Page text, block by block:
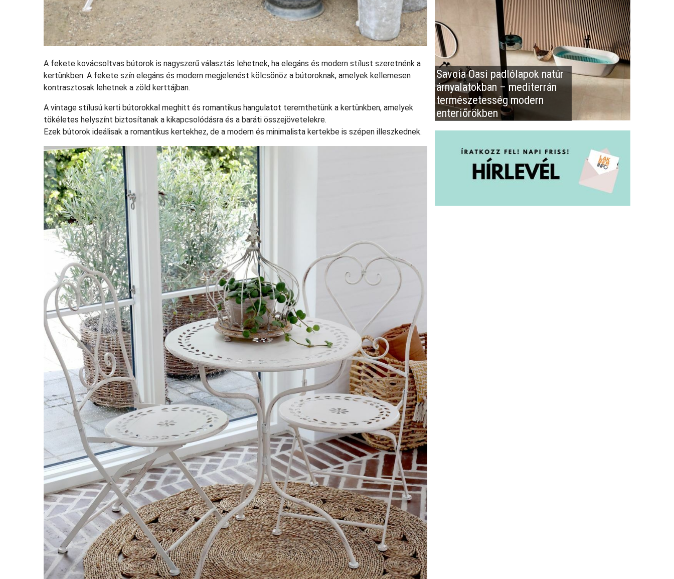
A fekete kovácsoltvas bútorok is nagyszerű választás lehetnek, ha elegáns és modern stílust szeretnénk a
kertünkben. A fekete szín elegáns és modern megjelenést kölcsönöz a bútoroknak, amelyek kellemesen
kontrasztosak lehetnek a zöld kerttájban.
A vintage stílusú kerti bútorokkal meghitt és romantikus hangulatot teremthetünk a kertünkben, amelyek
tökéletes helyszínt biztosítanak a kikapcsolódásra és a baráti összejövetelekre.
Ezek bútorok ideálisak a romantikus kertekhez, de a modern és minimalista kertekbe is szépen illeszkednek.
Savoia Oasi padlólapok natúr
árnyalatokban – mediterrán
természetesség modern
enteriőrökben